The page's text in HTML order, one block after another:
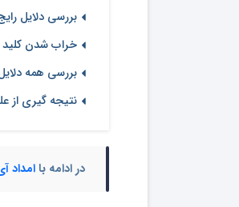
بررسی دلایل
خراب شدن
بررسی همه
نتیجه گیری
در ادامه با امداد